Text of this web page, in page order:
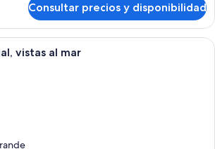
Consultar precios y disponibilidad
Habitación de hotel moderna con
vistas al mar